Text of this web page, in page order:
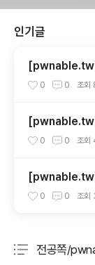
인기글
0 0 조회
0 0 조회
0 0 조회
전공쪽/